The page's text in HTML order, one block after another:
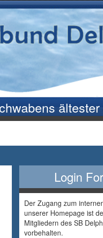
Login
Der Zugang zum
unserer Homepage ist
Mitgliedern des SB
vorbehalten.